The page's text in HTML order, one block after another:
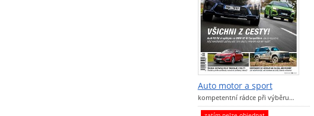
Auto motor a sport
kompetentní rádce při výběru…